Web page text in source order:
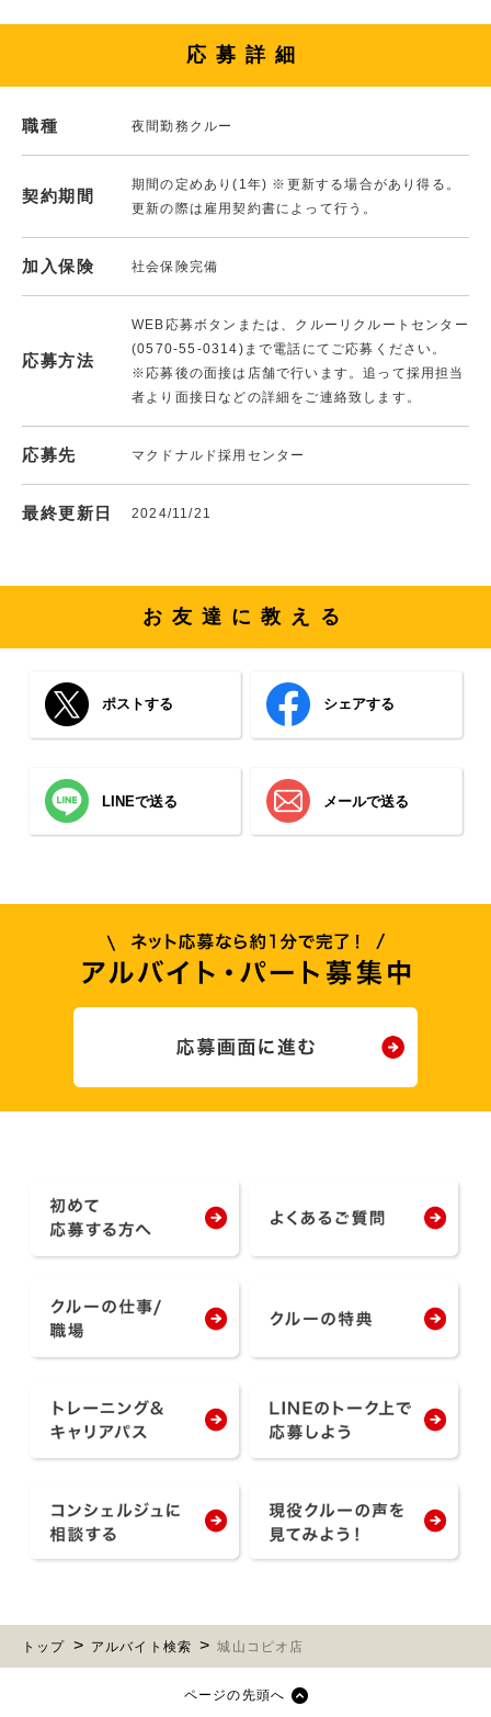
応募詳細
職種 夜間勤務クルー
契約期間
期間の定めあり(1年) ※更新する場合があり得る。
更新の際は雇用契約書によって行う。
加入保険 社会保険完備
応募方法
WEB応募ボタンまたは、クルーリクルートセンター
(0570-55-0314)まで電話にてご応募ください。
※応募後の面接は店舗で行います。追って採用担当
者より面接日などの詳細をご連絡致します。
応募先 マクドナルド採用センター
最終更新日 2024/11/21
お友達に教える
ポストする シェアする
LINEで送る メールで送る
トップ アルバイト検索 城山コピオ店
ページの先頭へ